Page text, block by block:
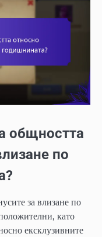
общността
по
за влизане по
като
ексклузивните